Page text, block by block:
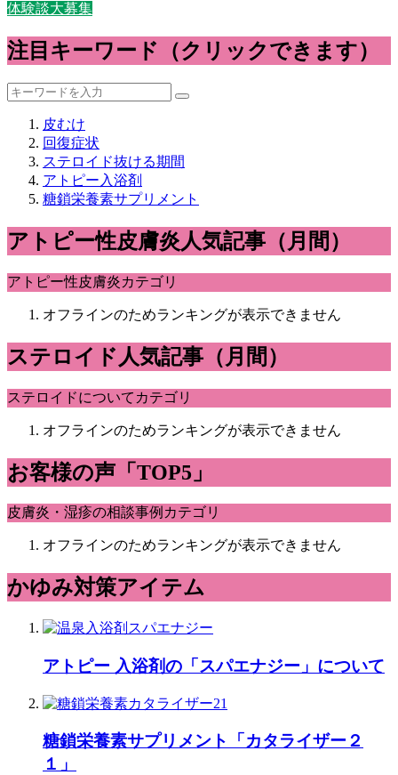
体験談大募集
注目キーワード（クリックできます）
皮むけ
回復症状
ステロイド抜ける期間
アトピー入浴剤
糖鎖栄養素サプリメント
アトピー性皮膚炎人気記事（月間）
アトピー性皮膚炎カテゴリ
オフラインのためランキングが表示できません
ステロイド人気記事（月間）
ステロイドについてカテゴリ
オフラインのためランキングが表示できません
お客様の声「TOP5」
皮膚炎・湿疹の相談事例カテゴリ
オフラインのためランキングが表示できません
かゆみ対策アイテム
アトピー 入浴剤の「スパエナジー」について
糖鎖栄養素サプリメント「カタライザー２
１」